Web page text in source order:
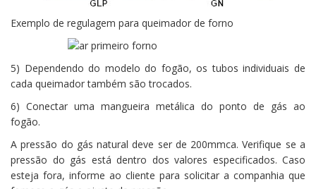
Exemplo de regulagem para queimador de forno
5) Dependendo do modelo do fogão, os tubos individuais de
cada queimador também são trocados.
6) Conectar uma mangueira metálica do ponto de gás ao
fogão.
A pressão do gás natural deve ser de 200mmca. Verifique se a
pressão do gás está dentro dos valores especificados. Caso
esteja fora, informe ao cliente para solicitar a companhia que